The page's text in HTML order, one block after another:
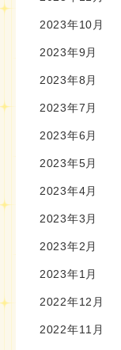
2023年10月
2023年9月
2023年8月
2023年7月
2023年6月
2023年5月
2023年4月
2023年3月
2023年2月
2023年1月
2022年12月
2022年11月